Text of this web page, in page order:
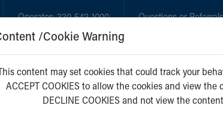
Operator:330-543-1000 Questions or
GET CARE NEW
/Cookie Warning
content may set cookies that could track your
ACCEPT COOKIES to allow the cookies and view the
DECLINE COOKIES and not view the